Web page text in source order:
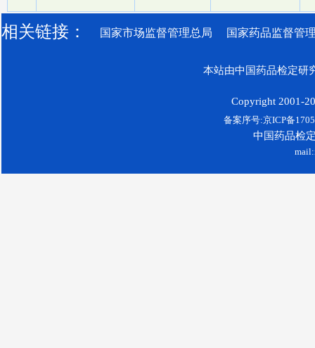
相关链接： 国家市场监督管理总局 国家药品监督管
本站由中国药品检定研
Copyright 2001-
备案序号:京ICP备
中国药品检